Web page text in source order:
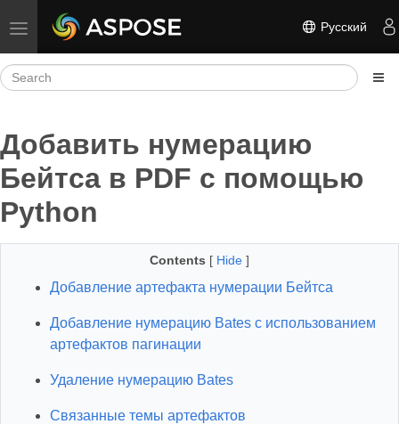
Toggle navigation Русский
Добавить нумерацию
Бейтса в PDF с помощью
Python
Contents [ Hide ]
Добавление артефакта нумерации Бейтса
Добавление нумерацию Bates с использованием
артефактов пагинации
Удаление нумерацию Bates
Связанные темы артефактов